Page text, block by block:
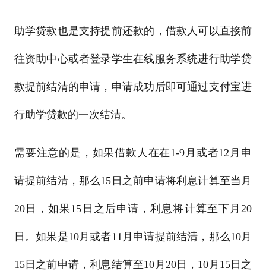
助学贷款也是支持提前还款的，借款人可以直接前
往资助中心或者登录学生在线服务系统进行助学贷
款提前结清的申请，申请成功后即可通过支付宝进
行助学贷款的一次结清。
需要注意的是，如果借款人在在1-9月或者12月申
请提前结清，那么15日之前申请将利息计算至当月
20日，如果15日之后申请，利息将计算至下月20
日。如果是10月或者11月申请提前结清，那么10月
15日之前申请，利息结算至10月20日，10月15日之